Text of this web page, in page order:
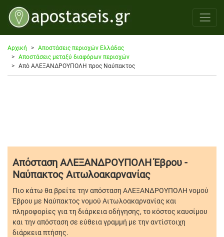
Αρχική
Αποστάσεις περιοχών Ελλάδας
Αποστάσεις μεταξύ διαφόρων περιοχών
Από ΑΛΕΞΑΝΔΡΟΥΠΟΛΗ προς Ναύπακτος
Απόσταση ΑΛΕΞΑΝΔΡΟΥΠΟΛΗ Έβρου -
Ναύπακτος Αιτωλοακαρνανίας
Πιο κάτω θα βρείτε την απόσταση ΑΛΕΞΑΝΔΡΟΥΠΟΛΗ νομού
Έβρου με Ναύπακτος νομού Αιτωλοακαρνανίας και
πληροφορίες για τη διάρκεια οδήγησης, το κόστος καυσίμου
και την απόσταση σε εύθεια γραμμή με την αντίστοιχη
διάρκεια πτήσης.